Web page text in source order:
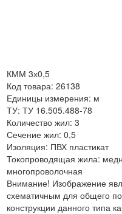
КММ 3х0,5
Код товара: 26138
Единицы измерения: м
ТУ: ТУ 16.505.488-78
Количество жил: 3
Сечение жил: 0,5
Изоляция: ПВХ пластикат
Токопроводящая жила:
многопроволочная
Внимание! Изображение
схематичным для общего
конструкции данного типа